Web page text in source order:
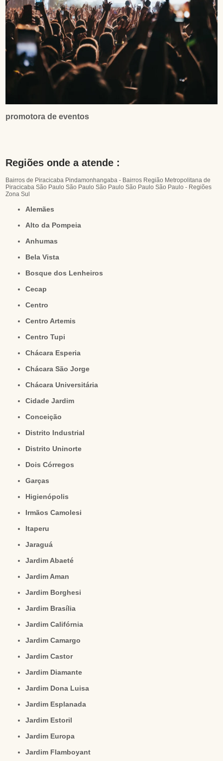
promotora de eventos
Regiões onde a atende :
Bairros de Piracicaba Pindamonhangaba - Bairros Região Metropolitana de
Piracicaba São Paulo São Paulo São Paulo São PauloSão Paulo - Regiões
Zona Sul
Alemães
Alto da Pompeia
Anhumas
Bela Vista
Bosque dos Lenheiros
Cecap
Centro
Centro Artemis
Centro Tupi
Chácara Esperia
Chácara São Jorge
Chácara Universitária
Cidade Jardim
Conceição
Distrito Industrial
Distrito Uninorte
Dois Córregos
Garças
Higienópolis
Irmãos Camolesi
Itaperu
Jaraguá
Jardim Abaeté
Jardim Aman
Jardim Borghesi
Jardim Brasília
Jardim Califórnia
Jardim Camargo
Jardim Castor
Jardim Diamante
Jardim Dona Luisa
Jardim Esplanada
Jardim Estoril
Jardim Europa
Jardim Flamboyant